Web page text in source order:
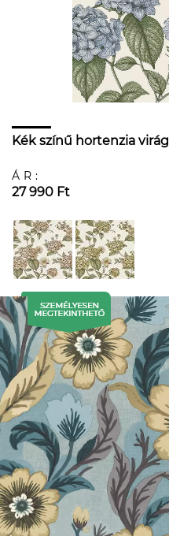
Kék színű hortenzia
ÁR:
27 990 Ft